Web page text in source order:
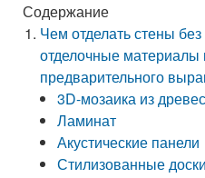
Содержание
Чем отделать стены
отделочные материалы
предварительного
3D-мозаика из
Ламинат
Акустические панели
Стилизованные доски